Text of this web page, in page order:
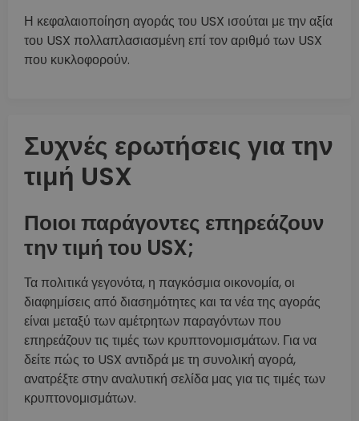
Η κεφαλαιοποίηση αγοράς του USX ισούται με την αξία
του USX πολλαπλασιασμένη επί τον αριθμό των USX
που κυκλοφορούν.
Συχνές ερωτήσεις για την
τιμή USX
Ποιοι παράγοντες επηρεάζουν
την τιμή του USX;
Τα πολιτικά γεγονότα, η παγκόσμια οικονομία, οι
διαφημίσεις από διασημότητες και τα νέα της αγοράς
είναι μεταξύ των αμέτρητων παραγόντων που
επηρεάζουν τις τιμές των κρυπτονομισμάτων. Για να
δείτε πώς το USX αντιδρά με τη συνολική αγορά,
ανατρέξτε στην αναλυτική σελίδα μας για τις τιμές των
κρυπτονομισμάτων.